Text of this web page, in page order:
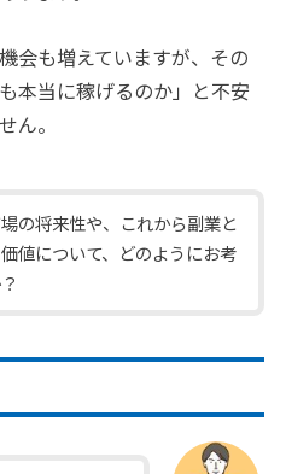
会も増えていますが、その
本当に稼げるのか」と不安
ん。
の将来性や、これから副業と
値について、どのようにお考